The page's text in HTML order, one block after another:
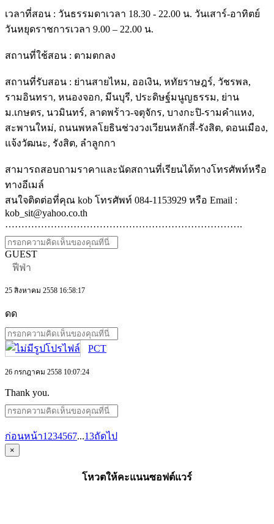
เวลาที่สอน : วันธรรมดาเวลา 18.30 - 22.00 น. วันเสาร์-อาทิตย์
วันหยุดราชการเวลา 9.00 – 22.00 น.
สถานที่ใช้สอน : ตามตกลง
สถานที่รับสอน : ย่านสายไหม, ออเงิน, หทัยราษฎร์, วัชรพล,
รามอินทรา, หนองจอก, มีนบุรี, ประดิษฐ์มนูญธรรม, ย่าน
ม.เกษตร, นวมินทร์, ลาดพร้าว-จตุจักร, บางกะปิ-รามคำแหง,
สะพานใหม่, ถนนพหลโยธินช่วงวงเวียนหลักสี่-รังสิต, ดอนเมือง,
แจ้งวัฒนะ, รังสิต, ลำลูกกา
สามารถสอบถามราคาและนัดสถานที่เรียนได้ทางโทรศัพท์หรือ
ทางอีเมล์
สนใจติดต่อที่คุณ kob โทรศัพท์ 084-1153929 หรือ Email :
kob_sit@yahoo.co.th
……………………………………………………………….
GUEST
ฟีฟ่า
25 สิงหาคม 2558 16:58:17
ดด
PCT
26 กรกฎาคม 2558 10:07:24
Thank you.
ก่อนหน้า1 234567...13ถัดไป
×
โหวตให้คะแนนซอฟต์แวร์